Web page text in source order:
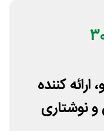
ارائه کننده
نوشتاری